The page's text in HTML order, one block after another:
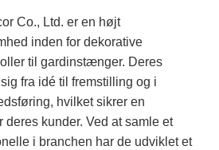
Co., Ltd. er en højt
inden for dekorative
til gardinstænger. Deres
fra idé til fremstilling og i
hvilket sikrer en
deres kunder. Ved at samle et
i branchen har de udviklet et